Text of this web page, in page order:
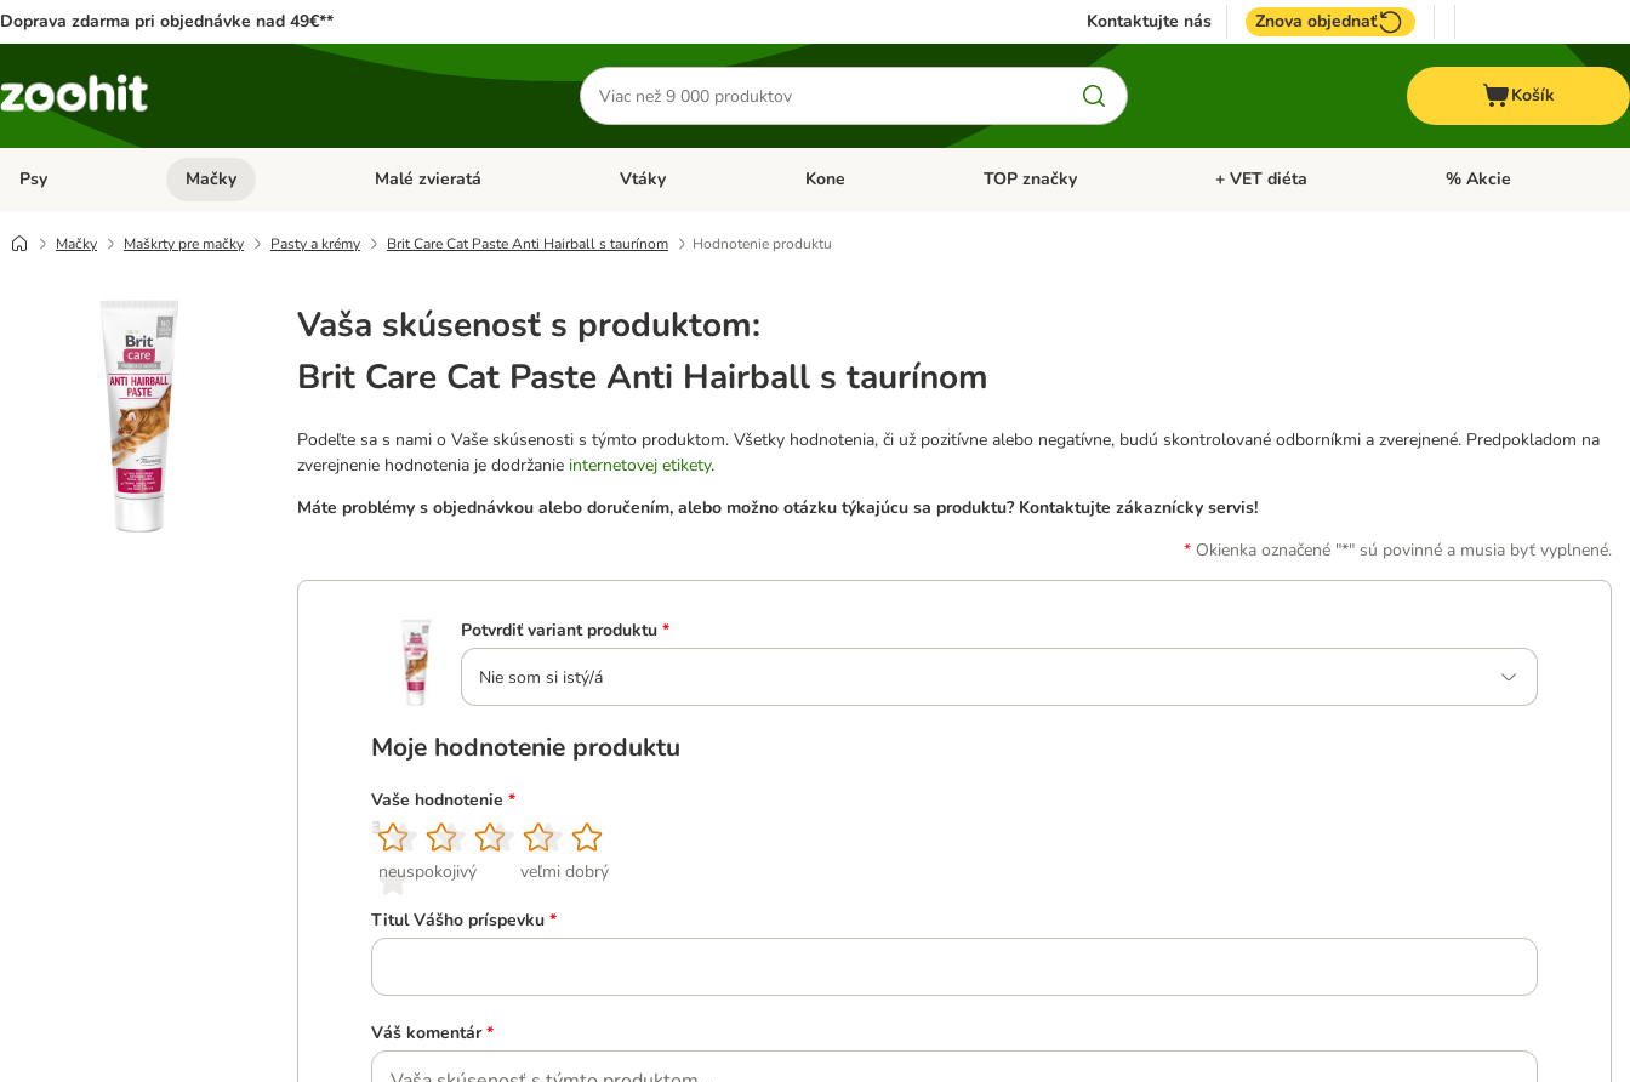
Doprava zdarma pri objednávke nad 49€** Kontaktujte nás Znova objednať
Hľadať
produkty
Košík
Psy Otvoriť menu: Psy
Mačky Otvoriť menu: Mačky
Malé zvieratá Otvoriť menu: Malé zvieratá
Vtáky Otvoriť menu: Vtáky
Kone Otvoriť menu: Kone
TOP značky Otvoriť menu: TOP značky
+ VET diéta Otvoriť menu: + VET diéta
% Akcie
Mačky Maškrty pre mačky Pasty a krémy Brit Care Cat Paste Anti Hairball s taurínom Hodnotenie produktu
Vaša skúsenosť s produktom:
Brit Care Cat Paste Anti Hairball s taurínom
Podeľte sa s nami o Vaše skúsenosti s týmto produktom. Všetky hodnotenia, či už pozitívne alebo negatívne, budú skontrolované odborníkmi a zverejnené. Predpokladom na
zverejnenie hodnotenia je dodržanie internetovej etikety.
Máte problémy s objednávkou alebo doručením, alebo možno otázku týkajúcu sa produktu? Kontaktujte zákaznícky servis!
Okienka označené "*" sú povinné a musia byť vyplnené.
Potvrdiť variant produktu *
Nie som si istý/á
Moje hodnotenie produktu
Vaše hodnotenie *
1
neuspokojivý
2
3
4
5
veľmi dobrý
Titul Vášho príspevku *
Váš komentár *